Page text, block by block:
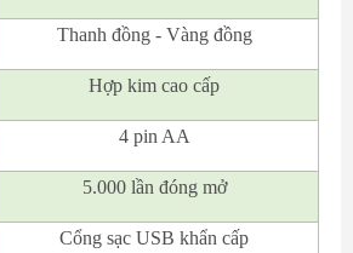
Thanh đồng - Vàng đồng
Hợp kim cao cấp
4 pin AA
5.000 lần đóng mở
Cổng sạc USB khẩn cấp